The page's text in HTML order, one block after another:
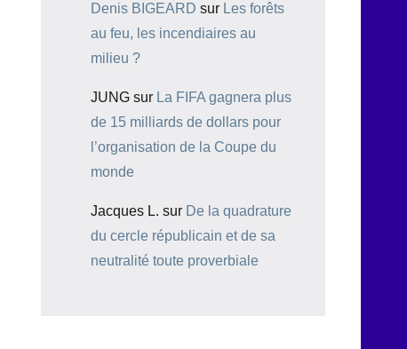
Denis BIGEARD sur Les forêts
au feu, les incendiaires au
milieu ?
JUNG sur La FIFA gagnera plus
de 15 milliards de dollars pour
l’organisation de la Coupe du
monde
Jacques L. sur De la quadrature
du cercle républicain et de sa
neutralité toute proverbiale